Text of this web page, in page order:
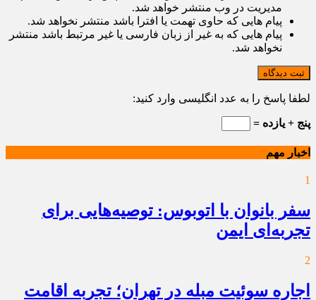
مدیریت در وب منتشر خواهد شد.
پیام هایی که حاوی تهمت یا افترا باشد منتشر نخواهد شد.
پیام هایی که به غیر از زبان فارسی یا غیر مرتبط باشد منتشر
نخواهد شد.
ثبت دیدگاه
لطفا پاسخ را به عدد انگلیسی وارد کنید:
پنج + یازده =
اخبار مهم
1
سفر بانوان با اتوبوس: توصیه‌هایی برای
تجربه‌ای ایمن
2
اجاره سوئیت مبله در تهران؛ تجربه اقامت